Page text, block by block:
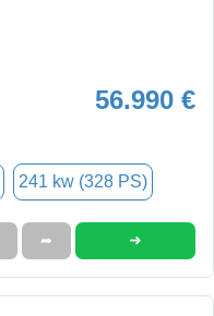
56.990 €
241 kw (328 PS)
➦ ➜